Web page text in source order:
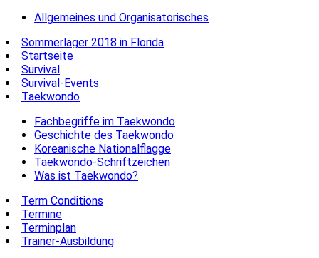
Allgemeines und Organisatorisches
Sommerlager 2018 in Florida
Startseite
Survival
Survival-Events
Taekwondo
Fachbegriffe im Taekwondo
Geschichte des Taekwondo
Koreanische Nationalflagge
Taekwondo-Schriftzeichen
Was ist Taekwondo?
Term Conditions
Termine
Terminplan
Trainer-Ausbildung